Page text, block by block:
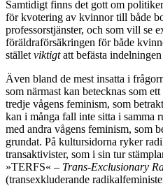
Samtidigt finns det gott om
för kvotering av kvinnor till både
professorstjänster, och som vill se
föräldraförsäkringen för både
stället viktigtatt befästa
Även bland de mest insatta i
som närmast kan betecknas som
tredje vågens feminism, som
kan i många fall inte sitta i samma
med andra vågens feminism, som
grundat. På kultursidorna ryker
transaktivister, som i sin tur
»TERFS« – Trans-Exclusionary
(transexkluderande